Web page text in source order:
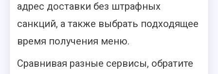
адрес доставки без штрафных
санкций, а также выбрать подходящее
время получения меню.
Сравнивая разные сервисы, обратите